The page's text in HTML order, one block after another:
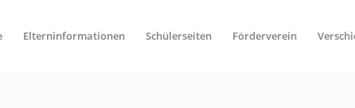
Elterninformationen Schülerseiten Förderverein